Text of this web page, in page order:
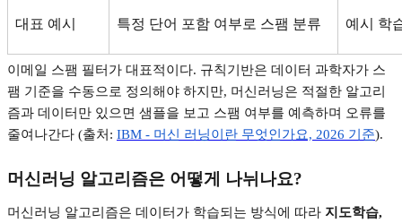
대표 예시 특정 단어 포함 여부로 스팸 분류 예시 학
이메일 스팸 필터가 대표적이다. 규칙기반은 데이터 과학자가 스
팸 기준을 수동으로 정의해야 하지만, 머신러닝은 적절한 알고리
즘과 데이터만 있으면 샘플을 보고 스팸 여부를 예측하며 오류를
줄여나간다 (출처 : IBM - 머신 러닝이란 무엇인가요, 2026 기준).
머신러닝 알고리즘은 어떻게 나뉘나요?
머신러닝 알고리즘은 데이터가 학습되는 방식에 따라 지도학습,